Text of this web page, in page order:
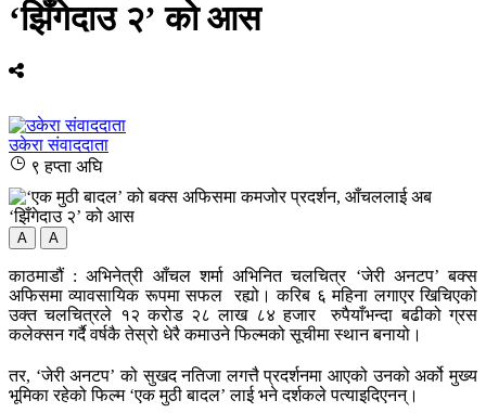
‘झिँगेदाउ २’ को आस
उकेरा संवाददाता
९ हप्ता अघि
A A
काठमाडौं : अभिनेत्री आँचल शर्मा अभिनित चलचित्र ‘जेरी अनटप’ बक्स
अफिसमा व्यावसायिक रूपमा सफल रह्यो। करिब ६ महिना लगाएर खिचिएको
उक्त चलचित्रले १२ करोड २८ लाख ८४ हजार रुपैयाँभन्दा बढीको ग्रस
कलेक्सन गर्दै वर्षकै तेस्रो धेरै कमाउने फिल्मको सूचीमा स्थान बनायो।
तर, ‘जेरी अनटप’ को सुखद नतिजा लगत्तै प्रदर्शनमा आएको उनको अर्को मुख्य
भूमिका रहेको फिल्म ‘एक मुठी बादल’ लाई भने दर्शकले पत्याइदिएनन्।